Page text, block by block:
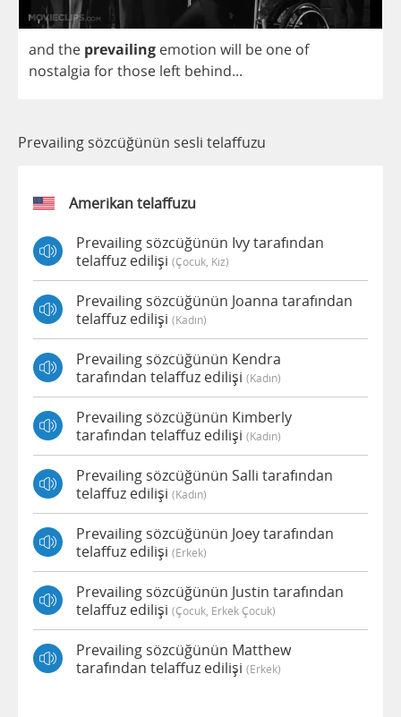
and the prevailing emotion will be one of
nostalgia forthose left behind...
Prevailing sözcüğünün sesli telaffuzu
Amerikan telaffuzu
Prevailing sözcüğünün Ivy tarafından
telaffuz edilişi (çocuk, Kız)
Prevailing sözcüğünün Joanna tarafından
telaffuz edilişi (kadın)
Prevailing sözcüğünün Kendra
tarafından telaffuz edilişi (kadın)
Prevailing sözcüğünün Kimberly
tarafından telaffuz edilişi (kadın)
Prevailing sözcüğünün Salli tarafından
telaffuz edilişi (kadın)
Prevailing sözcüğünün Joey tarafından
telaffuz edilişi (erkek)
Prevailing sözcüğünün Justin tarafından
telaffuz edilişi (çocuk, Erkek Çocuk)
Prevailing sözcüğünün Matthew
tarafından telaffuz edilişi (erkek)